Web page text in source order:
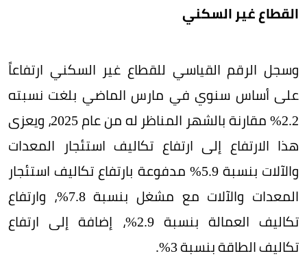
القطاع غير السكني
وسجل الرقم القياسي للقطاع غير السكني ارتفاعاً
على أساس سنوي في مارس الماضي بلغت نسبته
2.2% مقارنة بالشهر المناظر له من عام 2025، ويعزى
هذا الارتفاع إلى ارتفاع تكاليف استئجار المعدات
والآلات بنسبة 5.9% مدفوعة بارتفاع تكاليف استئجار
المعدات والآلات مع مشغل بنسبة 7.8%، وارتفاع
تكاليف العمالة بنسبة 2.9%، إضافة إلى ارتفاع
تكاليف الطاقة بنسبة 3%.